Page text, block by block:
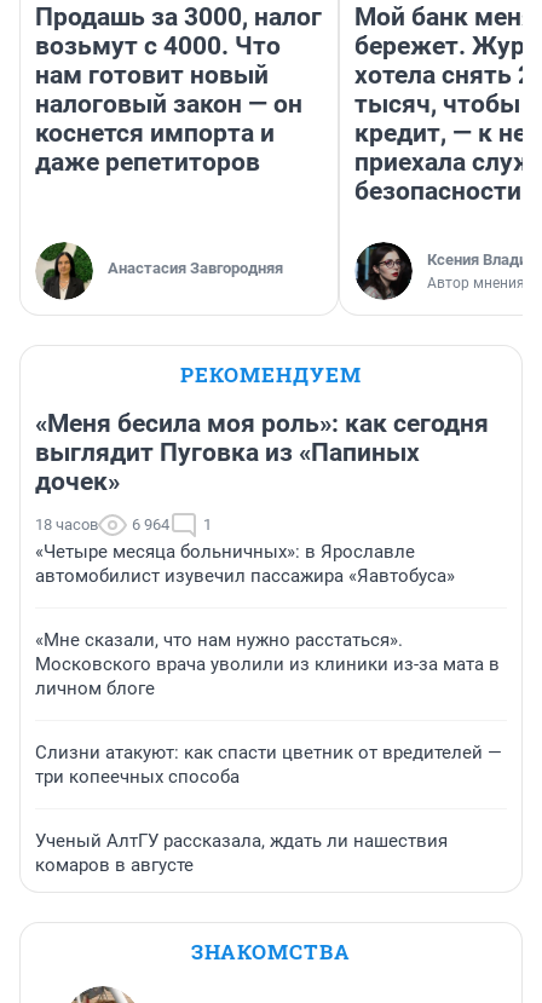
Продашь за 3000, налог
возьмут с 4000. Что
нам готовит новый
налоговый закон — он
коснется импорта и
даже репетиторов
Анастасия Завгородняя
Мой банк меня
бережет.
хотела снять
тысяч, чтобы
кредит, — к
приехала
безопасности
Ксения
Автор мнения
РЕКОМЕНДУЕМ
«Меня бесила моя роль»: как сегодня
выглядит Пуговка из «Папиных
дочек»
18 часов 6 964 1
«Четыре месяца больничных»: в Ярославле
автомобилист изувечил пассажира «Яавтобуса»
«Мне сказали, что нам нужно расстаться».
Московского врача уволили из клиники из-за мата в
личном блоге
Слизни атакуют: как спасти цветник от вредителей —
три копеечных способа
Ученый АлтГУ рассказала, ждать ли нашествия
комаров в августе
ЗНАКОМСТВА